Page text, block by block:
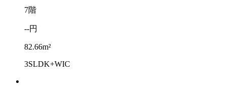
7階
--円
82.66m²
3SLDK+WIC